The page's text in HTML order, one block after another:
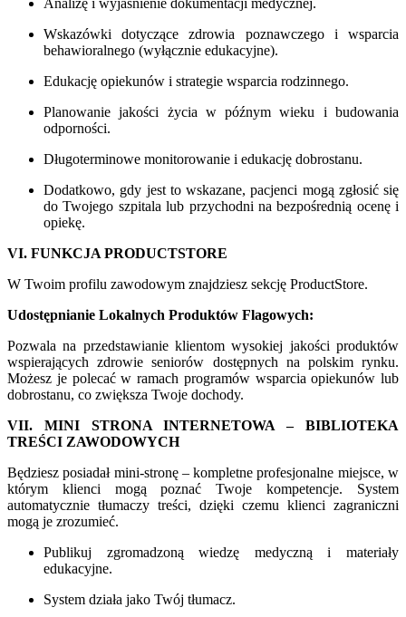
Analizę i wyjaśnienie dokumentacji medycznej.
Wskazówki dotyczące zdrowia poznawczego i wsparcia
behawioralnego (wyłącznie edukacyjne).
Edukację opiekunów i strategie wsparcia rodzinnego.
Planowanie jakości życia w późnym wieku i budowania
odporności.
Długoterminowe monitorowanie i edukację dobrostanu.
Dodatkowo, gdy jest to wskazane, pacjenci mogą zgłosić się
do Twojego szpitala lub przychodni na bezpośrednią ocenę i
opiekę.
VI. FUNKCJA PRODUCTSTORE
W Twoim profilu zawodowym znajdziesz sekcję ProductStore.
Udostępnianie Lokalnych Produktów Flagowych:
Pozwala na przedstawianie klientom wysokiej jakości produktów
wspierających zdrowie seniorów dostępnych na polskim rynku.
Możesz je polecać w ramach programów wsparcia opiekunów lub
dobrostanu, co zwiększa Twoje dochody.
VII. MINI STRONA INTERNETOWA – BIBLIOTEKA
TREŚCI ZAWODOWYCH
Będziesz posiadał mini-stronę – kompletne profesjonalne miejsce, w
którym klienci mogą poznać Twoje kompetencje. System
automatycznie tłumaczy treści, dzięki czemu klienci zagraniczni
mogą je zrozumieć.
Publikuj zgromadzoną wiedzę medyczną i materiały
edukacyjne.
System działa jako Twój tłumacz.